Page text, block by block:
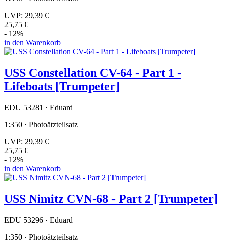
UVP: 29,39 €
25,75 €
- 12%
in den Warenkorb
USS Constellation CV-64 - Part 1 -
Lifeboats [Trumpeter]
EDU 53281 · Eduard
1:350 · Photoätzteilsatz
UVP: 29,39 €
25,75 €
- 12%
in den Warenkorb
USS Nimitz CVN-68 - Part 2 [Trumpeter]
EDU 53296 · Eduard
1:350 · Photoätzteilsatz